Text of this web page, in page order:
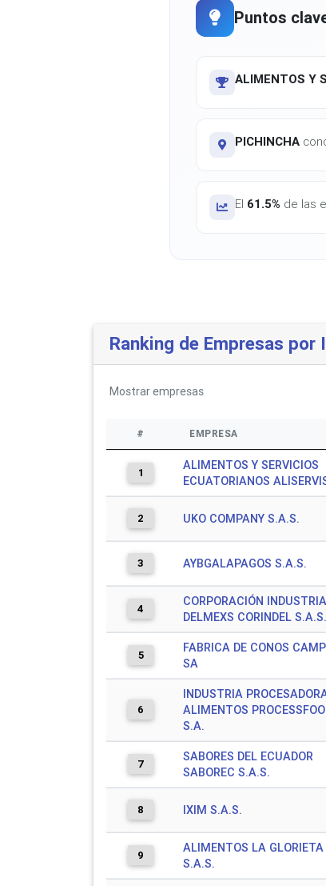
Puntos
ALIMENTOS Y
PICHINCHA
El 61.5% de las
Ranking de Empresas por
Mostrarempresas
# EMPRESA
1
ALIMENTOS Y SERVICIOS
ECUATORIANOS
2 UKO COMPANY S.A.S.
3 AYBGALAPAGOS S.A.S.
4
CORPORACIÓN
DELMEXS CORINDEL S.A.S.
5
FABRICA DE CONOS
SA
6
INDUSTRIA
ALIMENTOS
S.A.
7
SABORES DEL ECUADOR
SABOREC S.A.S.
8 IXIM S.A.S.
9
ALIMENTOS LA GLORIETA
S.A.S.